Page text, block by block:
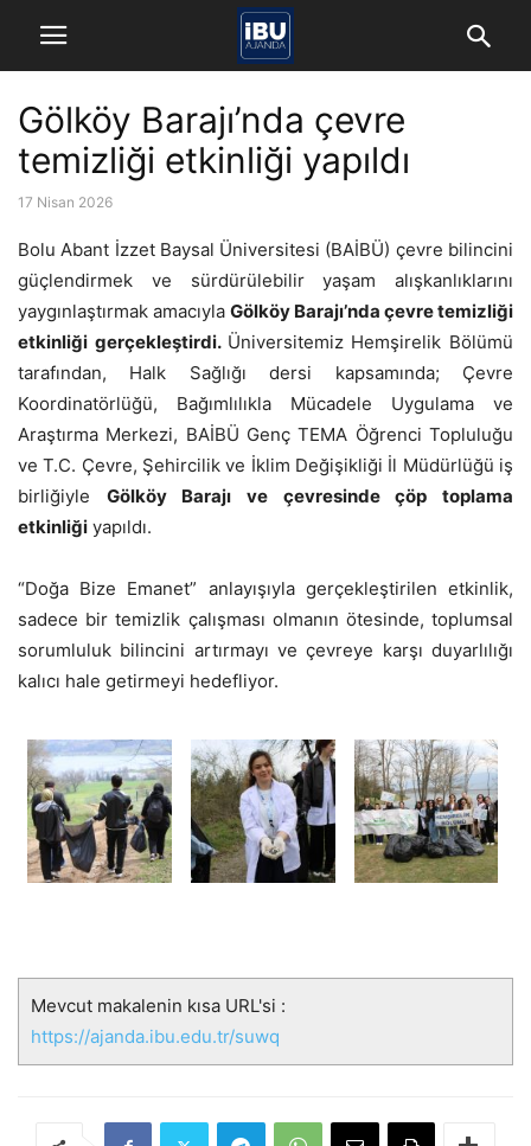
Gölköy Barajı’nda çevre
temizliği etkinliği yapıldı
17 Nisan 2026
Bolu Abant İzzet Baysal Üniversitesi (BAİBÜ) çevre bilincini
güçlendirmek ve sürdürülebilir yaşam alışkanlıklarını
yaygınlaştırmak amacıyla Gölköy Barajı’nda çevre temizliği
etkinliği gerçekleştirdi. Üniversitemiz Hemşirelik Bölümü
tarafından, Halk Sağlığı dersi kapsamında; Çevre
Koordinatörlüğü, Bağımlılıkla Mücadele Uygulama ve
Araştırma Merkezi, BAİBÜ Genç TEMA Öğrenci Topluluğu
ve T.C. Çevre, Şehircilik ve İklim Değişikliği İl Müdürlüğü iş
birliğiyle Gölköy Barajı ve çevresinde çöp toplama
etkinliği yapıldı.
“Doğa Bize Emanet” anlayışıyla gerçekleştirilen etkinlik,
sadece bir temizlik çalışması olmanın ötesinde, toplumsal
sorumluluk bilincini artırmayı ve çevreye karşı duyarlılığı
kalıcı hale getirmeyi hedefliyor.
Mevcut makalenin kısa URL'si :
https://ajanda.ibu.edu.tr/suwq